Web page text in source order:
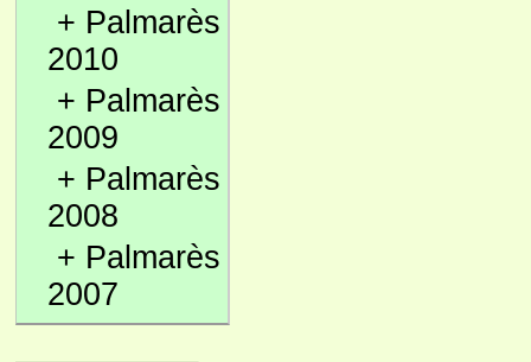
+ Palmarès
2010
+ Palmarès
2009
+ Palmarès
2008
+ Palmarès
2007